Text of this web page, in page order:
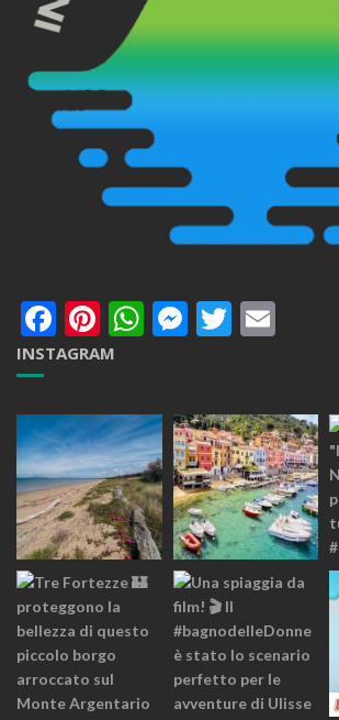
Facebook
Pinterest
WhatsApp
Messenger
Twitter
INSTAGRAM